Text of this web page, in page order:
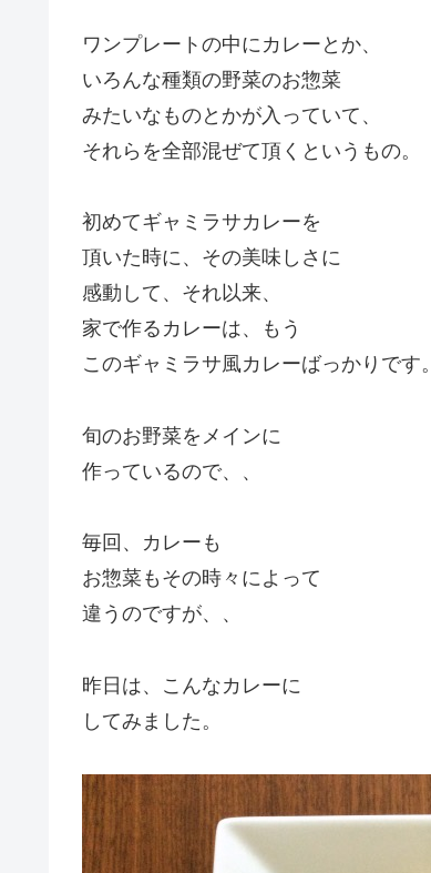
ワンプレートの中にカレーとか、
いろんな種類の野菜のお惣菜
みたいなものとかが入っていて、
それらを全部混ぜて頂くというもの。
初めてギャミラサカレーを
頂いた時に、その美味しさに
感動して、それ以来、
家で作るカレーは、もう
このギャミラサ風カレーばっかりです。
旬のお野菜をメインに
作っているので、、
毎回、カレーも
お惣菜もその時々によって
違うのですが、、
昨日は、こんなカレーに
してみました。